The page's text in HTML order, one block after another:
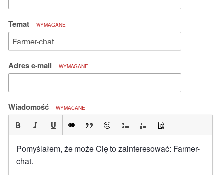
Temat WYMAGANE
Adres e-mail WYMAGANE
Wiadomość WYMAGANE
Pomyślałem, że może Cię to zainteresować: Farmer-
chat.